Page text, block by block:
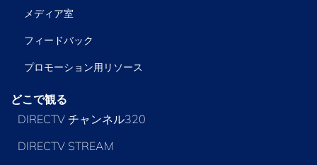
メディア室
フィードバック
プロモーション用リソース
どこで観る
DIRECTV チャンネル320
DIRECTV STREAM